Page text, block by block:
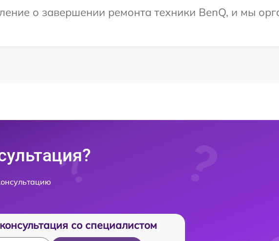
о завершении ремонта техники BenQ, и мы
со специалистом